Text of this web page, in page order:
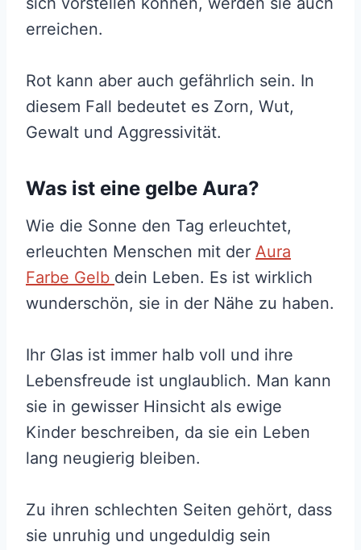
erreichen.
Rot kann aber auch gefährlich sein. In
diesem Fall bedeutet es Zorn, Wut,
Gewalt und Aggressivität.
Was ist eine gelbe Aura?
Wie die Sonne den Tag erleuchtet,
erleuchten Menschen mit der Aura
Farbe Gelb dein Leben. Es ist wirklich
wunderschön, sie in der Nähe zu haben.
Ihr Glas ist immer halb voll und ihre
Lebensfreude ist unglaublich. Man kann
sie in gewisser Hinsicht als ewige
Kinder beschreiben, da sie ein Leben
lang neugierig bleiben.
Zu ihren schlechten Seiten gehört, dass
sie unruhig und ungeduldig sein